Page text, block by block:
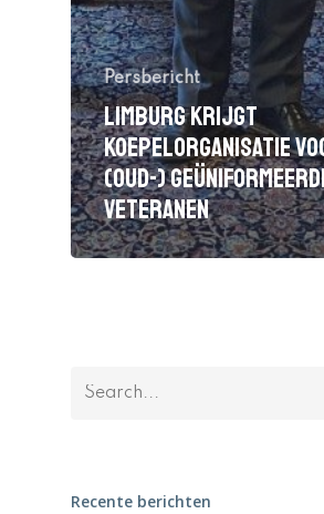
Persbericht
Limburg krijgt
koepelorganisatie
(oud-)
veteranen
Recente berichten